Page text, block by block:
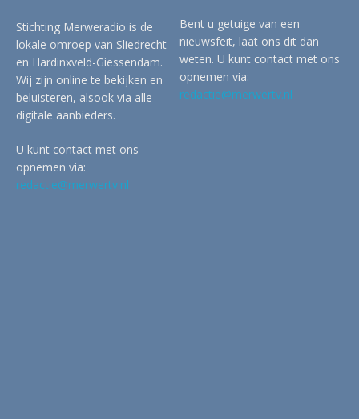
Stichting Merweradio is de
lokale omroep van Sliedrecht
en Hardinxveld-Giessendam.
Wij zijn online te bekijken en
beluisteren, alsook via alle
digitale aanbieders.
U kunt contact met ons
opnemen via:
redactie@merwertv.nl
Bent u getuige van een
nieuwsfeit, laat ons dit dan
weten. U kunt contact met ons
opnemen via:
redactie@merwertv.nl